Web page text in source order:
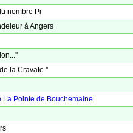
nombre Pi
à Angers
la Cravate ''
La Pointe de Bouchemaine